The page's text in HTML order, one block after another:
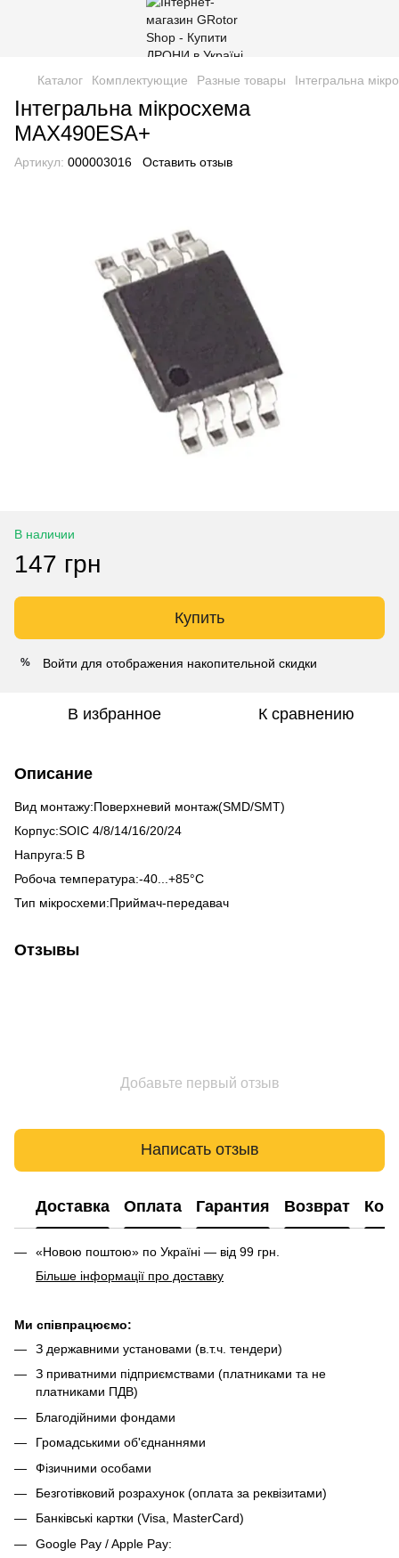
Каталог Комплектующие Разные товары Інтегральна
Інтегральна мікросхема
MAX490ESA+
Артикул: 000003016 Оставить отзыв
В наличии
147 грн
Купить
% Войти для отображения накопительной скидки
В избранное К сравнению
Описание
Вид монтажу:Поверхневий монтаж(SMD/SMT)
Корпус:SOIC 4/8/14/16/20/24
Напруга:5 В
Робоча температура:-40...+85°С
Тип мікросхеми:Приймач-передавач
Отзывы
Добавьте первый отзыв
Написать отзыв
Доставка Оплата Гарантия Возврат
«Новою поштою» по Україні — від 99 грн.
Більше інформації про доставку
Ми співпрацюємо:
З державними установами (в.т.ч. тендери)
З приватними підприємствами (платниками та не
платниками ПДВ)
Благодійними фондами
Громадськими об'єднаннями
Фізичними особами
Безготівковий розрахунок (оплата за реквізитами)
Банківські картки (Visa, MasterCard)
Google Pay / Apple Pay: